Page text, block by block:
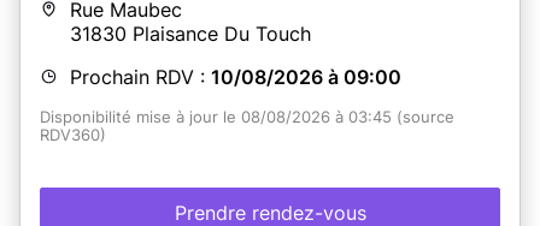
Rue Maubec
31830 Plaisance Du Touch
Prochain RDV : 10/08/2026 à 09:00
Disponibilité mise à jour le 08/08/2026 à 03:45 (source
RDV360)
Prendre rendez-vous